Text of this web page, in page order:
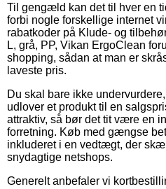
Til gengæld kan det til hver en
forbi nogle forskellige internet
rabatkoder på Klude- og
L, grå, PP, Vikan ErgoClean
shopping, sådan at man er
laveste pris.
Du skal bare ikke
udlover et produkt til en
attraktiv, så bør det tit være en
forretning. Køb med gængse
inkluderet i en vedtægt, der
snydagtige netshops.
Generelt anbefaler vi